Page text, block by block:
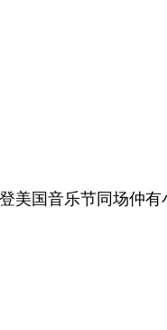
美国音乐节同场仲有